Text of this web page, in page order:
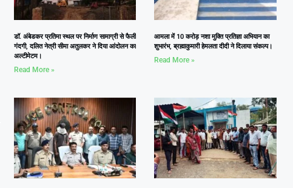
डॉ. अंबेडकर प्रतिमा स्थल पर निर्माण सामाग्री से फैली
गंदगी, दलित नेत्री सीमा अतुलकर ने दिया आंदोलन का
अल्टीमेटम।
Read More »
आमला में 10 करोड़ नशा मुक्ति प्रतिज्ञा अभियान का
शुभारंभ, ब्रह्माकुमारी हेमलता दीदी ने दिलाया संकल्प।
Read More »